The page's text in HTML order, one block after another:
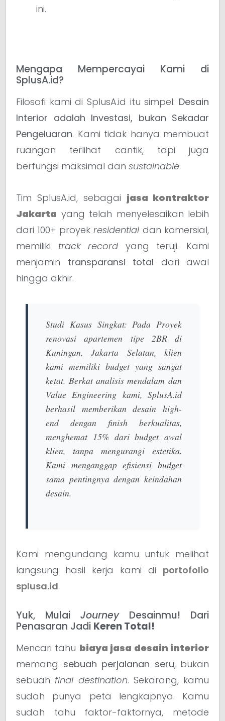
ini.
Mengapa Mempercayai Kami di
SplusA.id?
Filosofi kami di SplusA.id itu simpel: Desain
Interior adalah Investasi, bukan Sekadar
Pengeluaran. Kami tidak hanya membuat
ruangan terlihat cantik, tapi juga
berfungsi maksimal dan sustainable.
Tim SplusA.id, sebagai jasa kontraktor
Jakarta yang telah menyelesaikan lebih
dari 100+ proyekresidential dan komersial,
memiliki track record yang teruji. Kami
menjamin transparansi total dari awal
hingga akhir.
Studi Kasus Singkat: Pada Proyek
renovasi apartemen tipe 2BR di
Kuningan, Jakarta Selatan, klien
kami memiliki budget yang sangat
ketat. Berkat analisis mendalam dan
Value Engineering kami, SplusA.id
berhasil memberikan desain high-
enddengan finish berkualitas,
menghemat 15% daribudget awal
klien, tanpa mengurangi estetika.
Kami menganggap efisiensi budget
sama pentingnya dengan keindahan
desain.
Kami mengundang kamu untuk melihat
langsung hasil kerja kami di portofolio
splusa.id.
Yuk, Mulai JourneyDesainmu! Dari
Penasaran Jadi Keren Total!
Mencari tahu biaya jasa desain interior
memang sebuah perjalanan seru, bukan
sebuah final destination. Sekarang, kamu
sudah punya peta lengkapnya. Kamu
sudah tahu faktor-faktornya, metode